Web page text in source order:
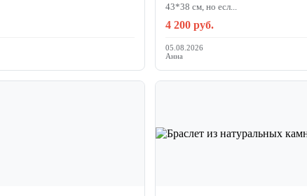
43*38 см, но есл...
4 200 руб.
05.08.2026
Анна